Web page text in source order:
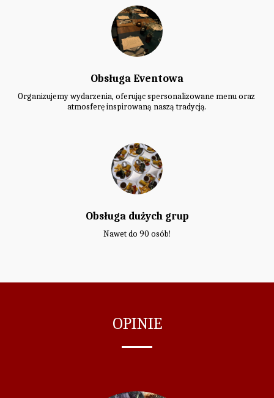
Obsługa Eventowa
Organizujemy wydarzenia, oferując spersonalizowane menu oraz
atmosferę inspirowaną naszą tradycją.
Obsługa dużych grup
Nawet do 90 osób!
OPINIE